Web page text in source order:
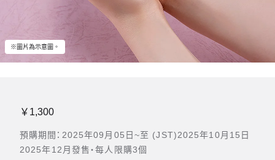
※圖片為示意圖。
￥1,300
預購期間：2025年09月05日~至 (JST)2025年10月15日
2025年12月發售・每人限購3個